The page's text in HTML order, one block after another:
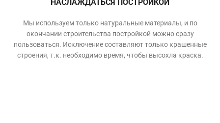
НАСЛАЖДАТЬСЯ ПОСТРОЙКОЙ
Мы используем только натуральные материалы, и по
окончании строительства постройкой можно сразу
пользоваться. Исключение составляют только крашенные
строения, т.к. необходимо время, чтобы высохла краска.